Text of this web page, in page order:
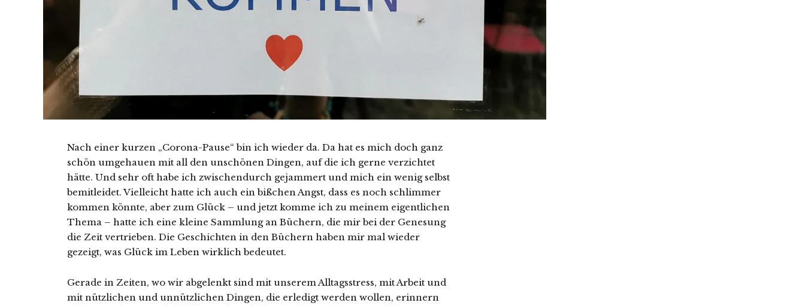
Nach einer kurzen „Corona-Pause“ bin ich wieder da. Da hat es mich doch ganz
schön umgehauen mit all den unschönen Dingen, auf die ich gerne verzichtet
hätte. Und sehr oft habe ich zwischendurch gejammert und mich ein wenig selbst
bemitleidet. Vielleicht hatte ich auch ein bißchen Angst, dass es noch schlimmer
kommen könnte, aber zum Glück – und jetzt komme ich zu meinem eigentlichen
Thema – hatte ich eine kleine Sammlung an Büchern, die mir bei der Genesung
die Zeit vertrieben. Die Geschichten in den Büchern haben mir mal wieder
gezeigt, was Glück im Leben wirklich bedeutet.
Gerade in Zeiten, wo wir abgelenkt sind mit unserem Alltagsstress, mit Arbeit und
mit nützlichen und unnützlichen Dingen, die erledigt werden wollen, erinnern